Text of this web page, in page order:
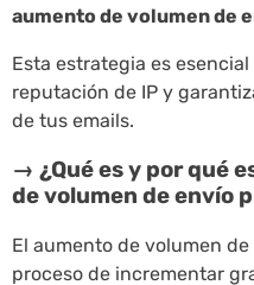
aumento de volumen de
Esta estrategia es
reputación de IP y
de tus emails.
→ ¿Qué es y por qué
de volumen de envío
El aumento de volumen
proceso de incrementar